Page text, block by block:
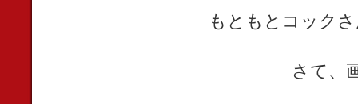
もともとコック
さて、